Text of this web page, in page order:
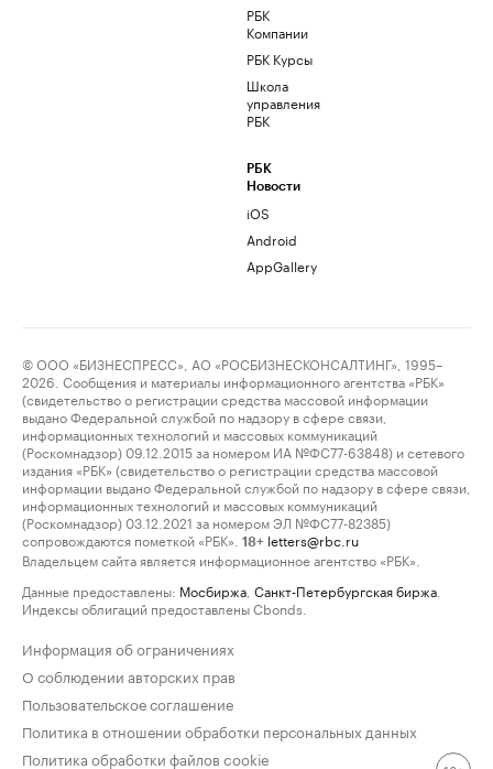
РБК
Компании
РБК Курсы
Школа
управления
РБК
РБК
Новости
iOS
Android
AppGallery
© ООО «БИЗНЕСПРЕСС», АО «РОСБИЗНЕСКОНСАЛТИНГ», 1995–
2026. Сообщения и материалы информационного агентства «РБК»
(свидетельство о регистрации средства массовой информации
выдано Федеральной службой по надзору в сфере связи,
информационных технологий и массовых коммуникаций
(Роскомнадзор) 09.12.2015 за номером ИА №ФС77-63848) и сетевого
издания «РБК» (свидетельство о регистрации средства массовой
информации выдано Федеральной службой по надзору в сфере связи,
информационных технологий и массовых коммуникаций
(Роскомнадзор) 03.12.2021 за номером ЭЛ №ФС77-82385)
сопровождаются пометкой «РБК».
18+ letters@rbc.ru
Владельцем сайта является информационное агентство «РБК».
Данные предоставлены: Мосбиржа Санкт-Петербургская биржа
Индексы облигаций предоставлены Cbonds.
Информация об ограничениях
О соблюдении авторских прав
Пользовательское соглашение
Политика в отношении обработки персональных данных
Политика обработки файлов cookie